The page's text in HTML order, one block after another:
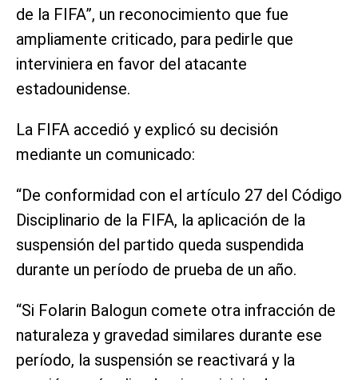
de la FIFA”, un reconocimiento que fue
ampliamente criticado, para pedirle que
interviniera en favor del atacante
estadounidense.
La FIFA accedió y explicó su decisión
mediante un comunicado:
“De conformidad con el artículo 27 del Código
Disciplinario de la FIFA, la aplicación de la
suspensión del partido queda suspendida
durante un período de prueba de un año.
“Si Folarin Balogun comete otra infracción de
naturaleza y gravedad similares durante ese
período, la suspensión se reactivará y la